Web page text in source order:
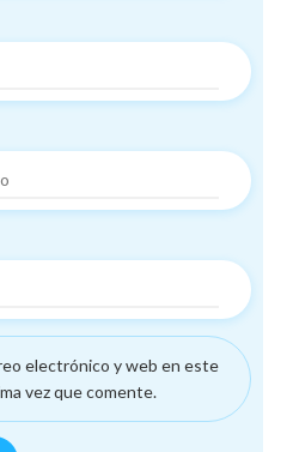
electrónico y web en este
vez que comente.